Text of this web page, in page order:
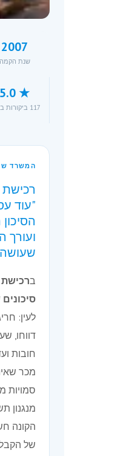
2007
שנת הקמה
★ 5.0
117 ביקורות בגוגל
המשרד
"עוד
ועורך
ברכישת
לעין:
דווחו,
חובות
מכר
סמויות
מנגנון
הקונה
של